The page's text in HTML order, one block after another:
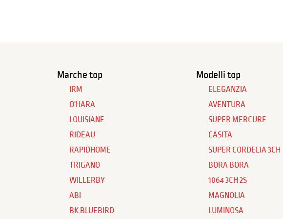
Marche top
IRM
O'HARA
LOUISIANE
RIDEAU
RAPIDHOME
TRIGANO
WILLERBY
ABI
BK BLUEBIRD
Modelli top
ELEGANZIA
AVENTURA
SUPER MERCURE
CASITA
SUPER CORDELIA 3CH
BORA BORA
1064 3CH 2S
MAGNOLIA
LUMINOSA